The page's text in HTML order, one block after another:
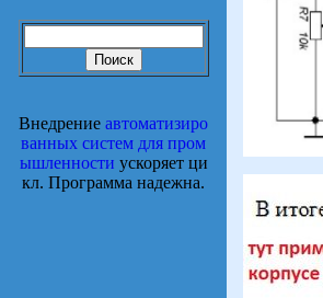
Внедрение автоматизиро
ванных систем для пром
ышленности ускоряет ци
кл. Программа надежна.